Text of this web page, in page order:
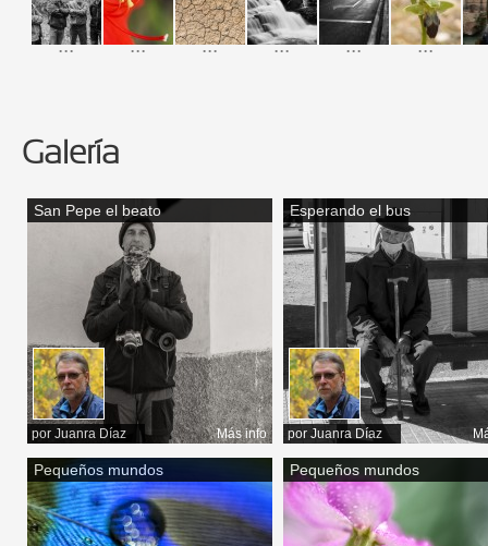
... ... ... ... ... ...
Galería
San Pepe el beato
por Juanra Díaz Más info
Esperando el bus
por Juanra Díaz
Pequeños mundos Pequeños mundos
Páginas